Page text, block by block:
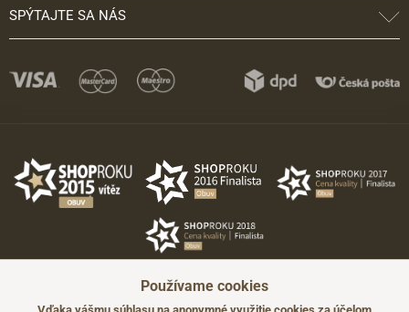
SPÝTAJTE SA NÁS
Používame cookies